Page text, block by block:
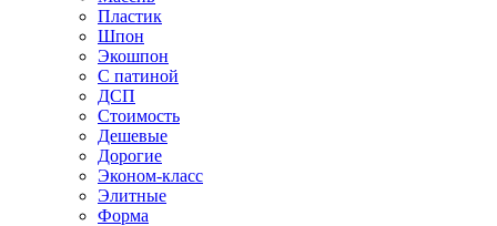
Пластик
Шпон
Экошпон
С патиной
ДСП
Стоимость
Дешевые
Дорогие
Эконом-класс
Элитные
Форма